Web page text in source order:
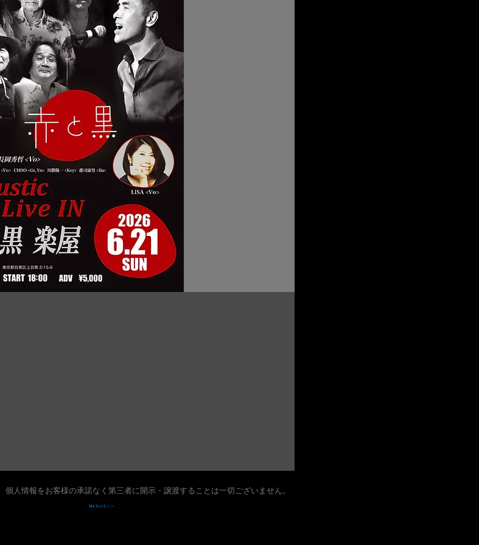
個人情報をお客様の承諾なく第三者に開示・譲渡することは一切ございません。
Tel ● 丸ボタン へ